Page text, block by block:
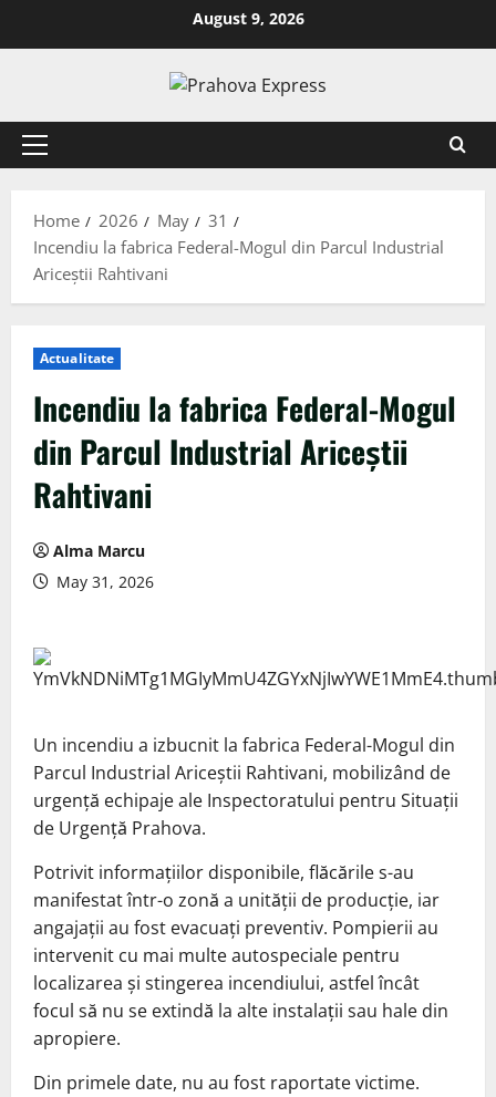
August 9, 2026
Home 2026 May
31
Incendiu la fabrica Federal-Mogul din Parcul Industrial
Ariceștii Rahtivani
Actualitate
Incendiu la fabrica Federal-Mogul
din Parcul Industrial Ariceștii
Rahtivani
Alma Marcu
May 31, 2026
Un incendiu a izbucnit la fabrica Federal-Mogul din
Parcul Industrial Ariceștii Rahtivani, mobilizând de
urgență echipaje ale Inspectoratului pentru Situații
de Urgență Prahova.
Potrivit informațiilor disponibile, flăcările s-au
manifestat într-o zonă a unității de producție, iar
angajații au fost evacuați preventiv. Pompierii au
intervenit cu mai multe autospeciale pentru
localizarea și stingerea incendiului, astfel încât
focul să nu se extindă la alte instalații sau hale din
apropiere.
Din primele date, nu au fost raportate victime.